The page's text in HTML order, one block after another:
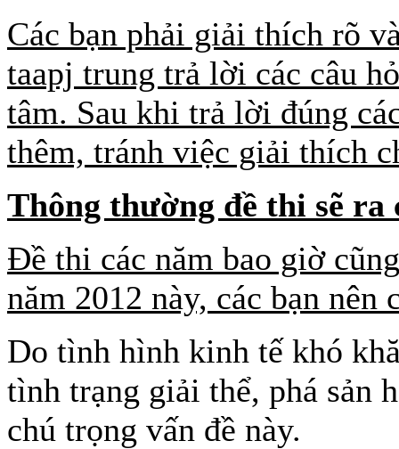
Các bạn phải giải thích rõ
taapj trung trả lời các câu
tâm. Sau khi trả lời đúng
thêm, tránh việc giải thích
Thông thường đề thi sẽ ra
Đề thi các năm bao giờ
năm 2012 này, các bạn nên
Do tình hình kinh tế khó
tình trạng giải thể, phá sản
chú trọng vấn đề này.